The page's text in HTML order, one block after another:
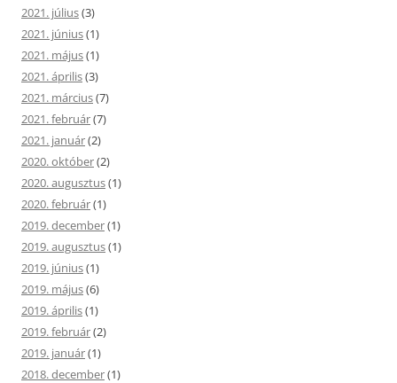
2021. július(3)
2021. június(1)
2021. május(1)
2021. április(3)
2021. március(7)
2021. február(7)
2021. január(2)
2020. október(2)
2020. augusztus(1)
2020. február(1)
2019. december(1)
2019. augusztus(1)
2019. június(1)
2019. május(6)
2019. április(1)
2019. február(2)
2019. január(1)
2018. december(1)